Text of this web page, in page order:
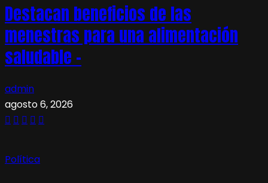
Destacan beneficios de las
menestras para una alimentación
saludable –
admin
agosto 6, 2026
Política